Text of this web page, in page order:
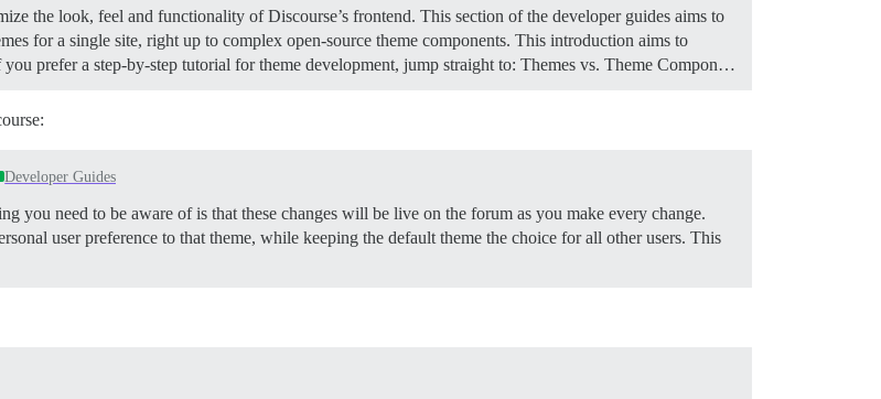
the look, feel and functionality of Discourse’s frontend. This section of the developer guides aims to
for a single site, right up to complex open-source theme components. This introduction aims to
prefer a step-by-step tutorial for theme development, jump straight to: Themes vs. Theme Compon…
Developer Guides
you need to be aware of is that these changes will be live on the forum as you make every change.
user preference to that theme, while keeping the default theme the choice for all other users. This